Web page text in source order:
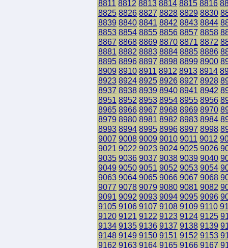
8811 8812 8813 8814 8815 8816
8825 8826 8827 8828 8829 8830
8839 8840 8841 8842 8843 8844
8853 8854 8855 8856 8857 8858
8867 8868 8869 8870 8871 8872
8881 8882 8883 8884 8885 8886
8895 8896 8897 8898 8899 8900
8909 8910 8911 8912 8913 8914
8923 8924 8925 8926 8927 8928
8937 8938 8939 8940 8941 8942
8951 8952 8953 8954 8955 8956
8965 8966 8967 8968 8969 8970
8979 8980 8981 8982 8983 8984
8993 8994 8995 8996 8997 8998
9007 9008 9009 9010 9011 9012
9021 9022 9023 9024 9025 9026
9035 9036 9037 9038 9039 9040
9049 9050 9051 9052 9053 9054
9063 9064 9065 9066 9067 9068
9077 9078 9079 9080 9081 9082
9091 9092 9093 9094 9095 9096
9105 9106 9107 9108 9109 9110
9120 9121 9122 9123 9124 9125
9134 9135 9136 9137 9138 9139
9148 9149 9150 9151 9152 9153
9162 9163 9164 9165 9166 9167